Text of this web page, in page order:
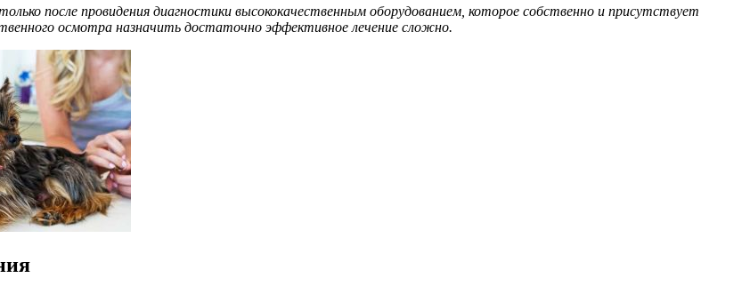
после провидения диагностики высококачественным оборудованием, которое собственно и присутствует
осмотра назначить достаточно эффективное лечение сложно.